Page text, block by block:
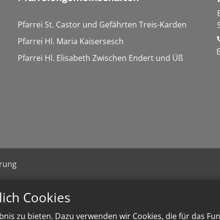
Cookies
zu bieten. Dazu verwenden wir Cookies, die für das
Pfarrei St. Castor und Gefährten Treis-Karden
Pfarrei Hl. Maria Kaisersesch
Pfarrei Hl. Elisabeth Zwischen Endert und Üß